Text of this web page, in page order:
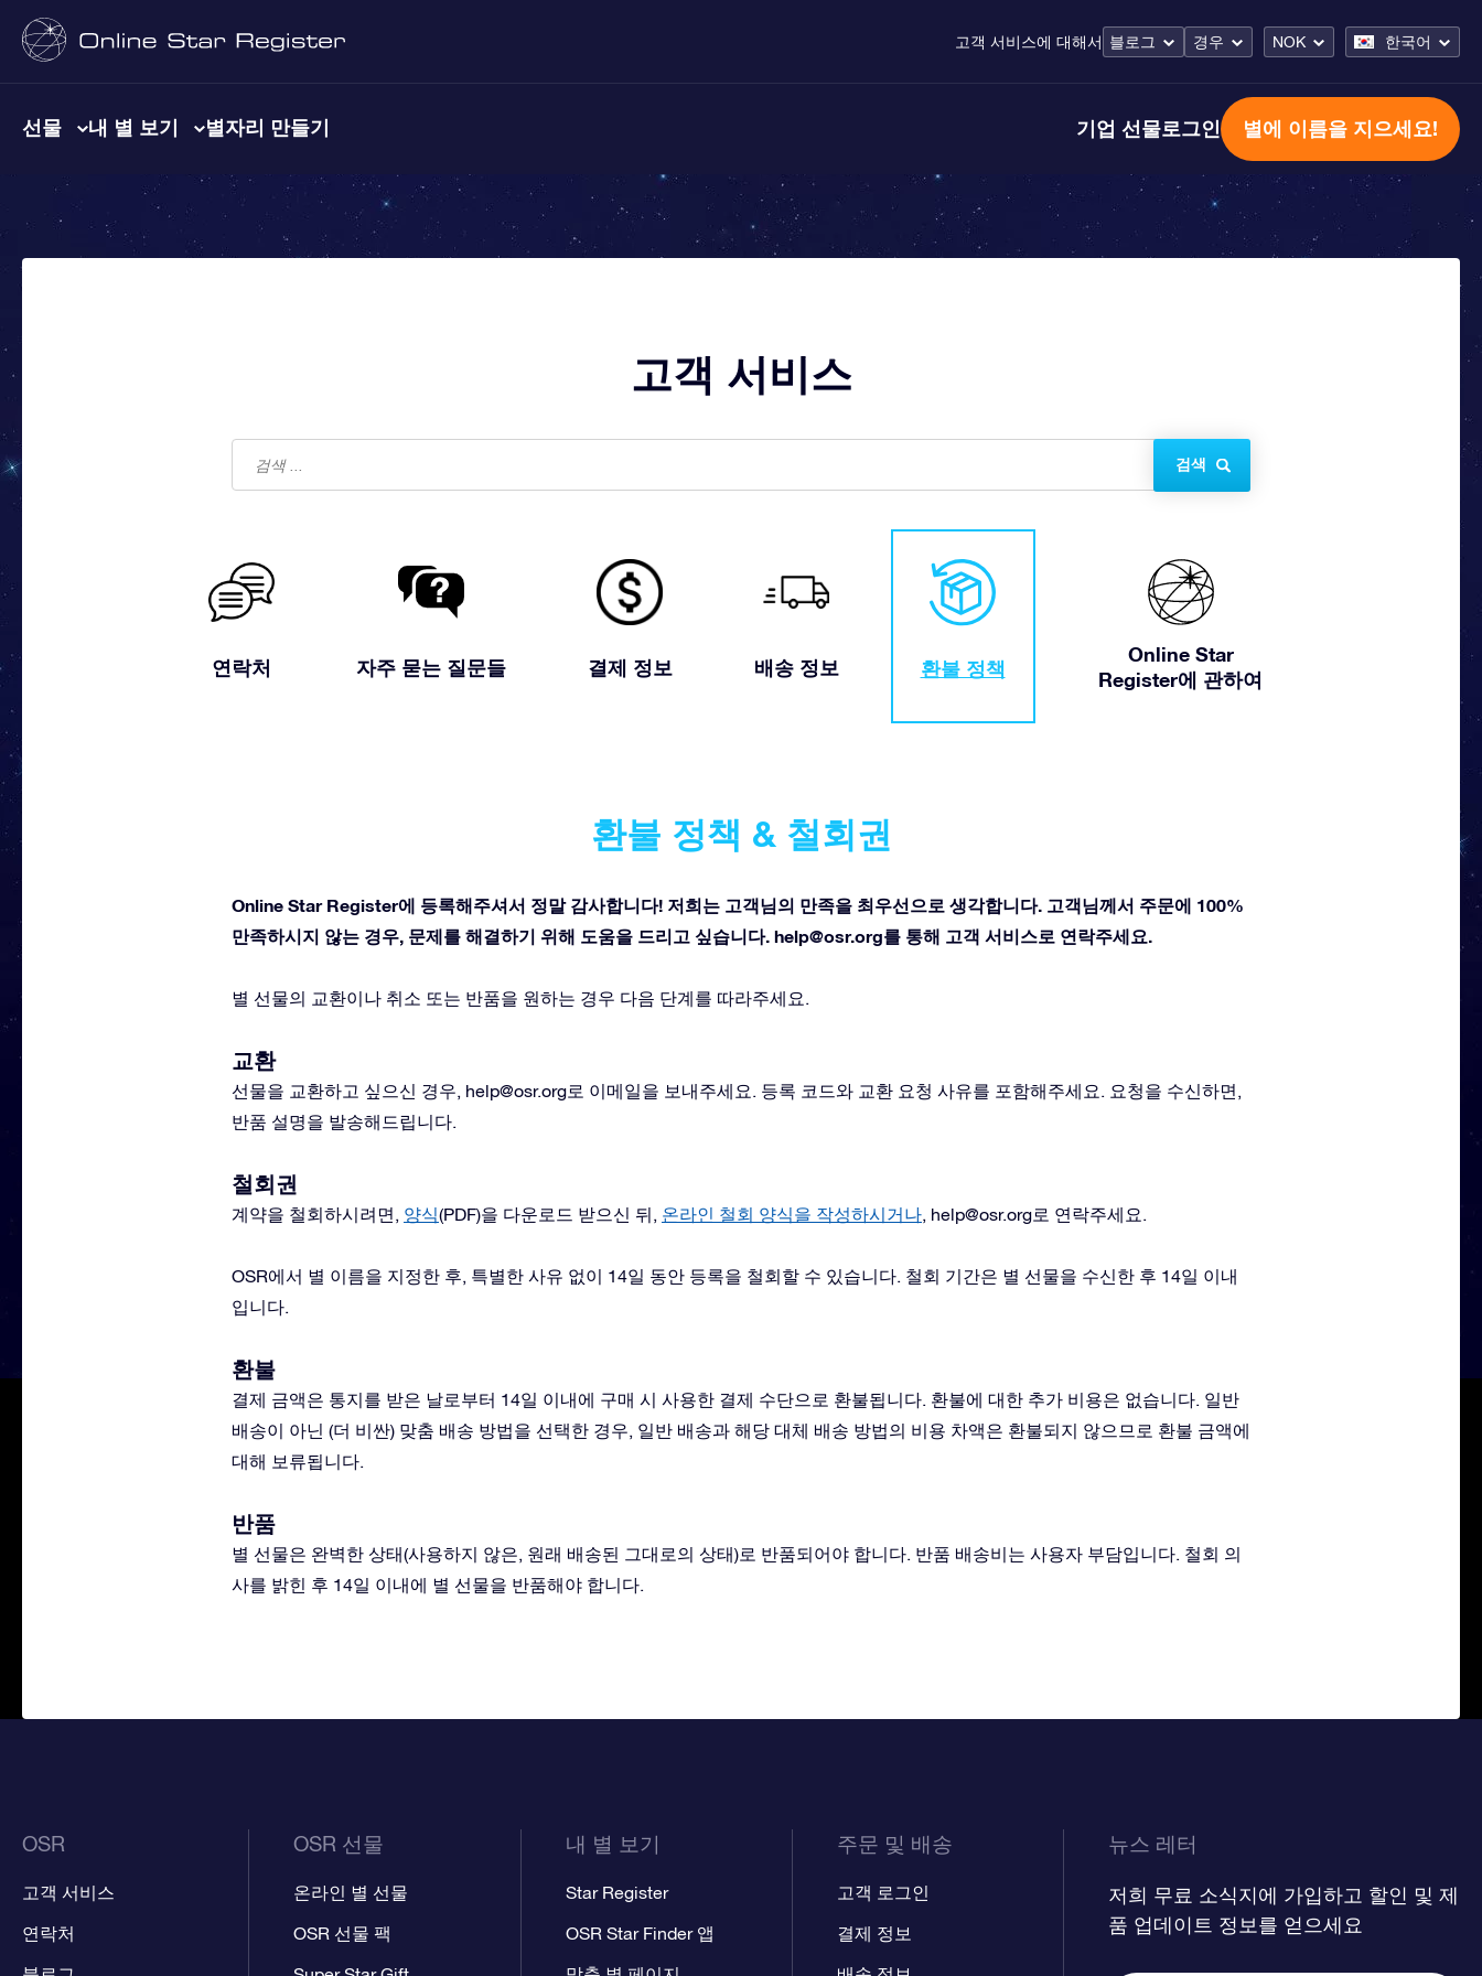
고객 서비스에 대해서 블로그 경우 NOK 한국어
선물 내 별 보기 별자리 만들기 기업 선물로그인 별에 이름을 지으세요!
고객 서비스
검색
연락처 자주 묻는 질문들 결제 정보 배송 정보 환불 정책
Online Star
Register에 관하여
환불 정책 & 철회권
Online Star Register에 등록해주셔서 정말 감사합니다! 저희는 고객님의 만족을 최우선으로 생각합니다. 고객님께서 주문에 100%
만족하시지 않는 경우, 문제를 해결하기 위해 도움을 드리고 싶습니다. help@osr.org를 통해 고객 서비스로 연락주세요.
별 선물의 교환이나 취소 또는 반품을 원하는 경우 다음 단계를 따라주세요.
교환
선물을 교환하고 싶으신 경우, help@osr.org로 이메일을 보내주세요. 등록 코드와 교환 요청 사유를 포함해주세요. 요청을 수신하면,
반품 설명을 발송해드립니다.
철회권
계약을 철회하시려면, 양식(PDF)을 다운로드 받으신 뒤, 온라인 철회 양식을 작성하시거나, help@osr.org로 연락주세요.
OSR에서 별 이름을 지정한 후, 특별한 사유 없이 14일 동안 등록을 철회할 수 있습니다. 철회 기간은 별 선물을 수신한 후 14일 이내
입니다.
환불
결제 금액은 통지를 받은 날로부터 14일 이내에 구매 시 사용한 결제 수단으로 환불됩니다. 환불에 대한 추가 비용은 없습니다. 일반
배송이 아닌 (더 비싼) 맞춤 배송 방법을 선택한 경우, 일반 배송과 해당 대체 배송 방법의 비용 차액은 환불되지 않으므로 환불 금액에
대해 보류됩니다.
반품
별 선물은 완벽한 상태(사용하지 않은, 원래 배송된 그대로의 상태)로 반품되어야 합니다. 반품 배송비는 사용자 부담입니다. 철회 의
사를 밝힌 후 14일 이내에 별 선물을 반품해야 합니다.
OSR
고객 서비스
연락처
OSR 선물
온라인 별 선물
OSR 선물 팩
내 별 보기
Star Register
OSR Star Finder 앱
주문 및 배송
고객 로그인
결제 정보
뉴스 레터
저희 무료 소식지에 가입하고 할인 및 제
품 업데이트 정보를 얻으세요